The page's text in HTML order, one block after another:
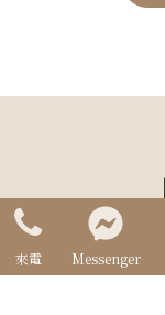
來電 Messenger